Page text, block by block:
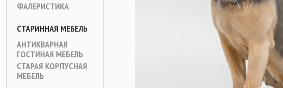
ФАЛЕРИСТИКА
СТАРИННАЯ МЕБЕЛЬ
АНТИКВАРНАЯ
ГОСТИНАЯ МЕБЕЛЬ
СТАРАЯ КОРПУСНАЯ
МЕБЕЛЬ